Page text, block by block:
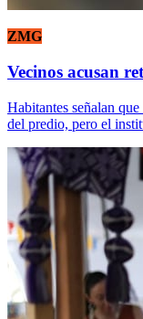
ZMG
Vecinos acusan
Habitantes señalan
del predio, pero el